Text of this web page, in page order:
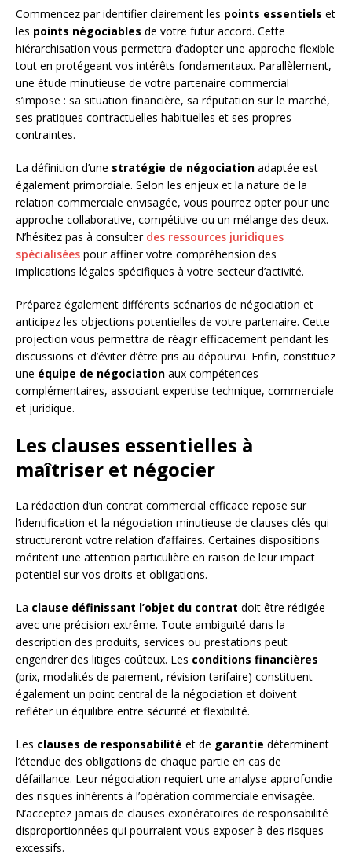
Commencez par identifier clairement les points essentiels et
les points négociables de votre futur accord. Cette
hiérarchisation vous permettra d’adopter une approche flexible
tout en protégeant vos intérêts fondamentaux. Parallèlement,
une étude minutieuse de votre partenaire commercial
s’impose : sa situation financière, sa réputation sur le marché,
ses pratiques contractuelles habituelles et ses propres
contraintes.
La définition d’une stratégie de négociation adaptée est
également primordiale. Selon les enjeux et la nature de la
relation commerciale envisagée, vous pourrez opter pour une
approche collaborative, compétitive ou un mélange des deux.
N’hésitez pas à consulter des ressources juridiques
spécialisées pour affiner votre compréhension des
implications légales spécifiques à votre secteur d’activité.
Préparez également différents scénarios de négociation et
anticipez les objections potentielles de votre partenaire. Cette
projection vous permettra de réagir efficacement pendant les
discussions et d’éviter d’être pris au dépourvu. Enfin, constituez
une équipe de négociation aux compétences
complémentaires, associant expertise technique, commerciale
et juridique.
Les clauses essentielles à
maîtriser et négocier
La rédaction d’un contrat commercial efficace repose sur
l’identification et la négociation minutieuse de clauses clés qui
structureront votre relation d’affaires. Certaines dispositions
méritent une attention particulière en raison de leur impact
potentiel sur vos droits et obligations.
La clause définissant l’objet du contrat doit être rédigée
avec une précision extrême. Toute ambiguïté dans la
description des produits, services ou prestations peut
engendrer des litiges coûteux. Les conditions financières
(prix, modalités de paiement, révision tarifaire) constituent
également un point central de la négociation et doivent
refléter un équilibre entre sécurité et flexibilité.
Les clauses de responsabilité et de garantie déterminent
l’étendue des obligations de chaque partie en cas de
défaillance. Leur négociation requiert une analyse approfondie
des risques inhérents à l’opération commerciale envisagée.
N’acceptez jamais de clauses exonératoires de responsabilité
disproportionnées qui pourraient vous exposer à des risques
excessifs.